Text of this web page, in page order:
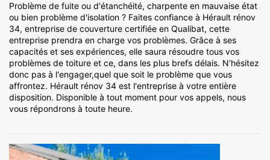
Problème de fuite ou d'étanchéité, charpente en mauvaise état
ou bien problème d'isolation ? Faites confiance à Hérault rénov
34, entreprise de couverture certifiée en Qualibat, cette
entreprise prendra en charge vos problèmes. Grâce à ses
capacités et ses expériences, elle saura résoudre tous vos
problèmes de toiture et ce, dans les plus brefs délais. N'hésitez
donc pas à l'engager,quel que soit le problème que vous
affrontez. Hérault rénov 34 est l'entreprise à votre entière
disposition. Disponible à tout moment pour vos appels, nous
vous répondrons à toute heure.